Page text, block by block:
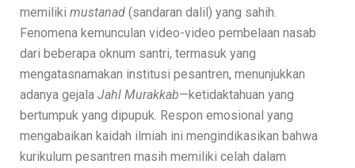
memiliki mustanad (sandaran dalil) yang sahih.
Fenomena kemunculan video-video pembelaan nasab
dari beberapa oknum santri, termasuk yang
mengatasnamakan institusi pesantren, menunjukkan
adanya gejala Jahl Murakkab—ketidaktahuan yang
bertumpuk yang dipupuk. Respon emosional yang
mengabaikan kaidah ilmiah ini mengindikasikan bahwa
kurikulum pesantren masih memiliki celah dalam